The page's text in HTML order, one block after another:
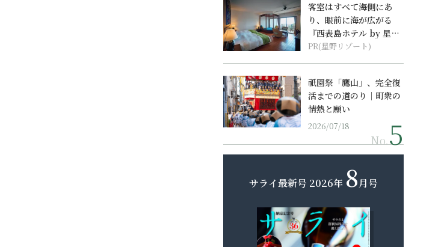
客室はすべて海側にあ
り、眼前に海が広がる
『西表島ホテル by 星野
リゾート』
PR(星野リゾート)
祇園祭「鷹山」、完全復
活までの道のり｜町衆の
情熱と願い
2026/07/18
No.
サライ最新号 2026年 8月号